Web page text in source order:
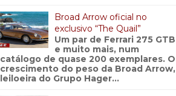
Broad Arrow oficial no
exclusivo “The Quail”
Um par de Ferrari 275 GTB
e muito mais, num
catálogo de quase 200 exemplares. O
crescimento do peso da Broad Arrow,
leiloeira do Grupo Hager...